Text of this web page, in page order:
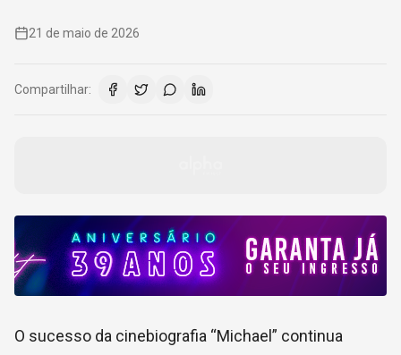
21 de maio de 2026
Compartilhar:
O sucesso da cinebiografia “Michael” continua